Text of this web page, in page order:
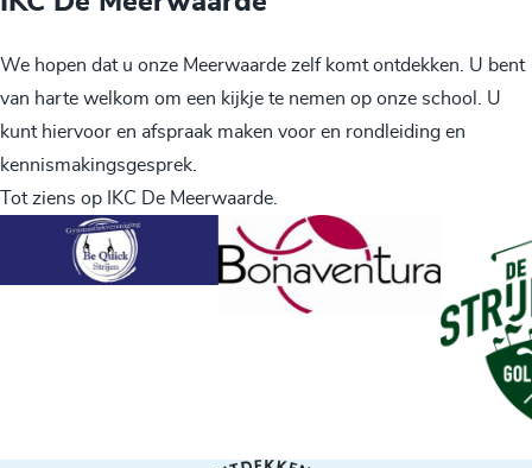
We hopen dat u onze Meerwaarde zelf komt ontdekken. U bent
van harte welkom om een kijkje te nemen op onze school. U
kunt hiervoor en afspraak maken voor en rondleiding en
kennismakingsgesprek.
Tot ziens op IKC De Meerwaarde.